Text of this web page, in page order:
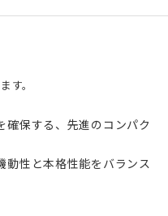
る
す。
確保する、先進のコンパク
動性と本格性能をバランス